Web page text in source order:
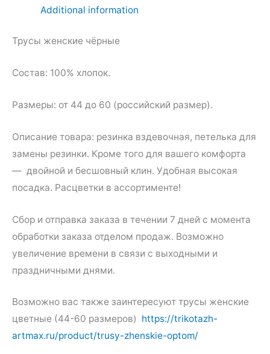
Additional information
Трусы женские чёрные
Состав: 100% хлопок.
Размеры: от 44 до 60 (российский размер).
Описание товара: резинка вздевочная, петелька для
замены резинки. Кроме того для вашего комфорта
— двойной и бесшовный клин. Удобная высокая
посадка. Расцветки в ассортименте!
Сбор и отправка заказа в течении 7 дней с момента
обработки заказа отделом продаж. Возможно
увеличение времени в связи с выходными и
праздничными днями.
Возможно вас также заинтересуют трусы женские
цветные (44-60 размеров) https://trikotazh-
artmax.ru/product/trusy-zhenskie-optom/